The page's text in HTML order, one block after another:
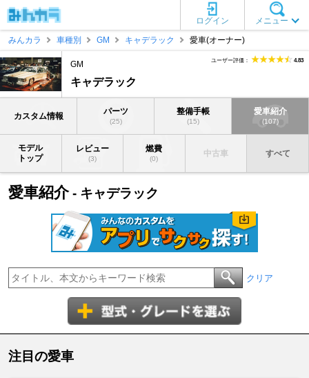
メニュー
ログイン
みんカラ
車種別 GM キャデラック 愛車(オーナー)
GM
キャデラック
ユーザー評価： 4.83
カスタム情報 パーツ
(25)
整備手帳
(15)
愛車紹介
(107)
モデル
トップ
レビュー
(3)
燃費
(0)
中古車 すべて
愛車紹介- キャデラック
クリア
注目の愛車